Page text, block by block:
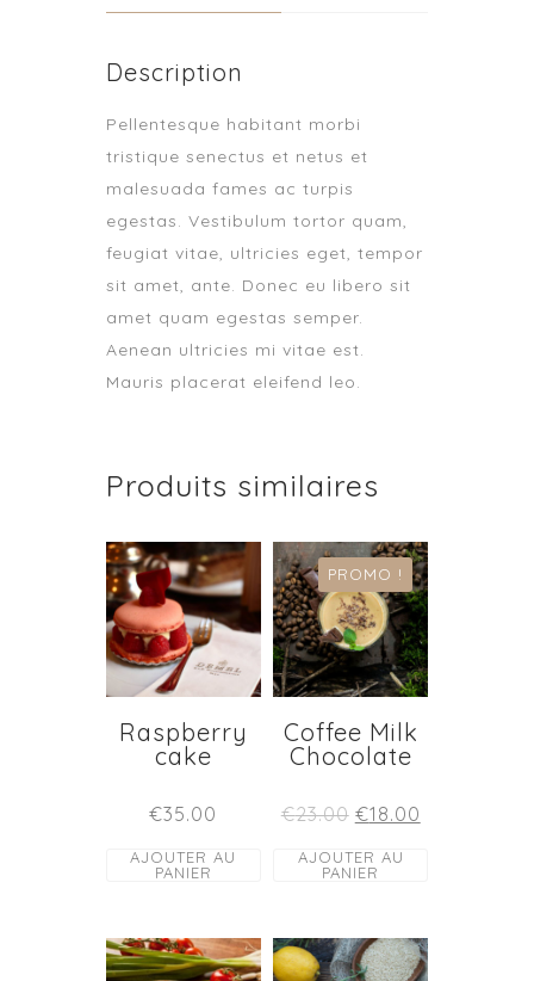
Description
Pellentesque habitant morbi
tristique senectus et netus et
malesuada fames ac turpis
egestas. Vestibulum tortor quam,
feugiat vitae, ultricies eget, tempor
sit amet, ante. Donec eu libero sit
amet quam egestas semper.
Aenean ultricies mi vitae est.
Mauris placerat eleifend leo.
Produits similaires
Raspberry
cake
€35.00
AJOUTER AU
PANIER
PROMO !
Coffee Milk
Chocolate
€23.00 €18.00
AJOUTER AU
PANIER